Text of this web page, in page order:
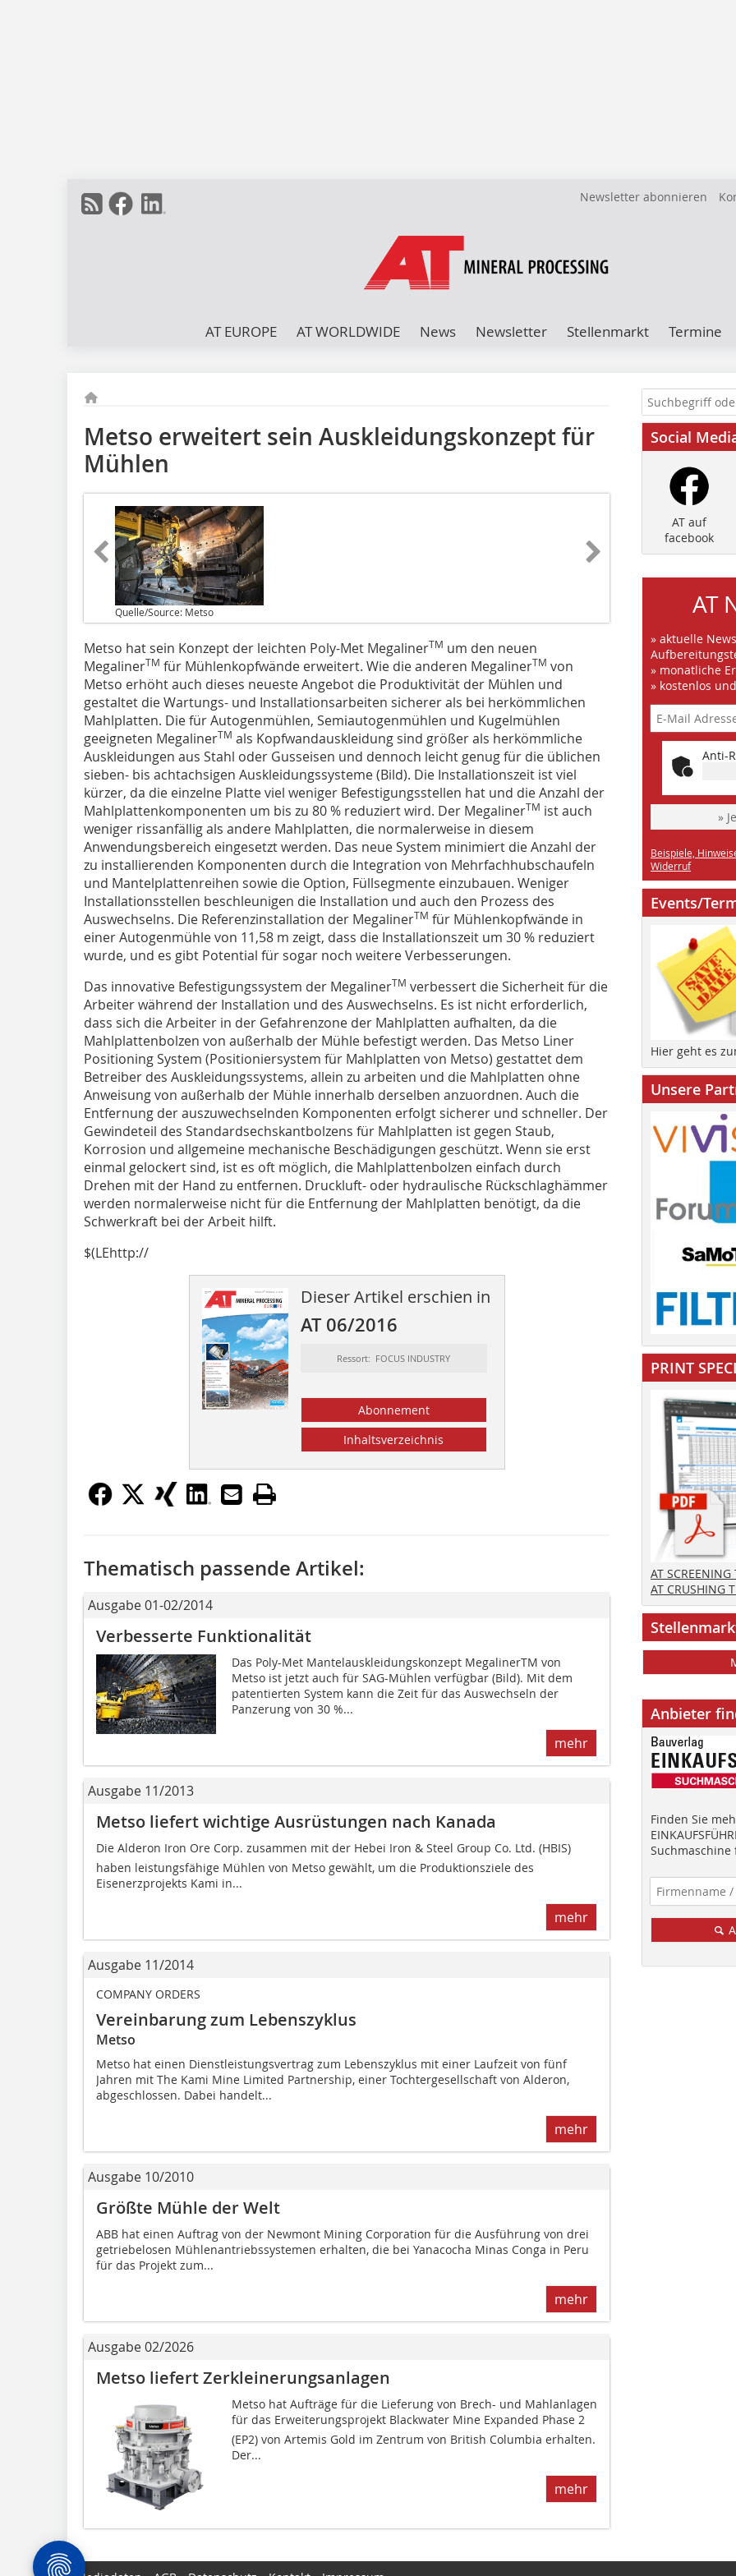
Newsletter abonnieren
AT EUROPE AT WORLDWIDE News Newsletter Stellenmarkt Termine
Metso erweitert sein Auskleidungskonzept für
Mühlen
Quelle/Source: Metso
Metso hat sein Konzept der leichten Poly-Met MegalinerTM um den neuen
MegalinerTM für Mühlenkopfwände erweitert. Wie die anderen MegalinerTM von
Metso erhöht auch dieses neueste Angebot die Produktivität der Mühlen und
gestaltet die Wartungs- und Installationsarbeiten sicherer als bei herkömmlichen
Mahlplatten. Die für Autogenmühlen, Semiautogenmühlen und Kugelmühlen
geeigneten MegalinerTM als Kopfwandauskleidung sind größer als herkömmliche
Auskleidungen aus Stahl oder Gusseisen und dennoch leicht genug für die üblichen
sieben- bis achtachsigen Auskleidungssysteme (Bild). Die Installationszeit ist viel
kürzer, da die einzelne Platte viel weniger Befestigungsstellen hat und die Anzahl der
Mahlplattenkomponenten um bis zu 80 % reduziert wird. Der MegalinerTM ist auch
weniger rissanfällig als andere Mahlplatten, die normalerweise in diesem
Anwendungsbereich eingesetzt werden. Das neue System minimiert die Anzahl der
zu installierenden Komponenten durch die Integration von Mehrfachhubschaufeln
und Mantelplattenreihen sowie die Option, Füllsegmente einzubauen. Weniger
Installationsstellen beschleunigen die Installation und auch den Prozess des
Auswechselns. Die Referenzinstallation der MegalinerTM für Mühlenkopfwände in
einer Autogenmühle von 11,58 m zeigt, dass die Installationszeit um 30 % reduziert
wurde, und es gibt Potential für sogar noch weitere Verbesserungen.
Das innovative Befestigungssystem der MegalinerTM verbessert die Sicherheit für die
Arbeiter während der Installation und des Auswechselns. Es ist nicht erforderlich,
dass sich die Arbeiter in der Gefahrenzone der Mahlplatten aufhalten, da die
Mahlplattenbolzen von außerhalb der Mühle befestigt werden. Das Metso Liner
Positioning System (Positioniersystem für Mahlplatten von Metso) gestattet dem
Betreiber des Auskleidungssystems, allein zu arbeiten und die Mahlplatten ohne
Anweisung von außerhalb der Mühle innerhalb derselben anzuordnen. Auch die
Entfernung der auszuwechselnden Komponenten erfolgt sicherer und schneller. Der
Gewindeteil des Standardsechskantbolzens für Mahlplatten ist gegen Staub,
Korrosion und allgemeine mechanische Beschädigungen geschützt. Wenn sie erst
einmal gelockert sind, ist es oft möglich, die Mahlplattenbolzen einfach durch
Drehen mit der Hand zu entfernen. Druckluft- oder hydraulische Rückschlaghämmer
werden normalerweise nicht für die Entfernung der Mahlplatten benötigt, da die
Schwerkraft bei der Arbeit hilft.
$(LEhttp://
Dieser Artikel erschien in
AT 06/2016
Ressort: FOCUS INDUSTRY
Abonnement
Inhaltsverzeichnis
Thematisch passende Artikel:
Ausgabe 01-02/2014
Verbesserte Funktionalität
Das Poly-Met Mantelauskleidungskonzept MegalinerTM von
Metso ist jetzt auch für SAG-Mühlen verfügbar (Bild). Mit dem
patentierten System kann die Zeit für das Auswechseln der
Panzerung von 30 %...
mehr
Ausgabe 11/2013
Metso liefert wichtige Ausrüstungen nach Kanada
Die Alderon Iron Ore Corp. zusammen mit der Hebei Iron & Steel Group Co. Ltd. (HBIS)
haben leistungsfähige Mühlen von Metso gewählt, um die Produktionsziele des
Eisenerzprojekts Kami in...
mehr
Ausgabe 11/2014
COMPANY ORDERS
Vereinbarung zum Lebenszyklus
Metso
Metso hat einen Dienstleistungsvertrag zum Lebenszyklus mit einer Laufzeit von fünf
Jahren mit The Kami Mine Limited Partnership, einer Tochtergesellschaft von Alderon,
abgeschlossen. Dabei handelt...
mehr
Ausgabe 10/2010
Größte Mühle der Welt
ABB hat einen Auftrag von der Newmont Mining Corpora­tion für die Ausführung von drei
getriebelosen Mühlen­antriebssystemen erhalten, die bei Yanacocha Minas Conga in Peru
für das Projekt zum...
mehr
Ausgabe 02/2026
Metso liefert Zerkleinerungsanlagen
Metso hat Aufträge für die Lieferung von Brech- und Mahlanlagen
für das Erweiterungsprojekt Blackwater Mine Expanded Phase 2
(EP2) von Artemis Gold im Zentrum von British Columbia erhalten.
Der...
mehr
Social
AT auf
facebook
AT
» aktuelle
» monatliche
» kostenlos
Anti-
»
Beispiele,
Widerruf
Events/
Hier geht es
Unsere
PRINT
AT
AT CRUSHING
Anbieter
Finden Sie